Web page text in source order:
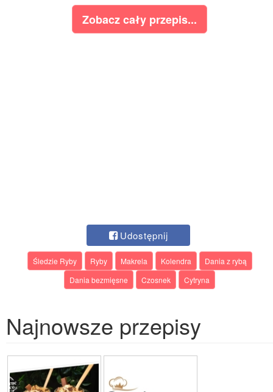
Zobacz cały przepis...
Udostępnij
Śledzie Ryby Ryby Makrela Kolendra
Dania z rybą
Dania bezmięsne
Czosnek Cytryna
Najnowsze przepisy